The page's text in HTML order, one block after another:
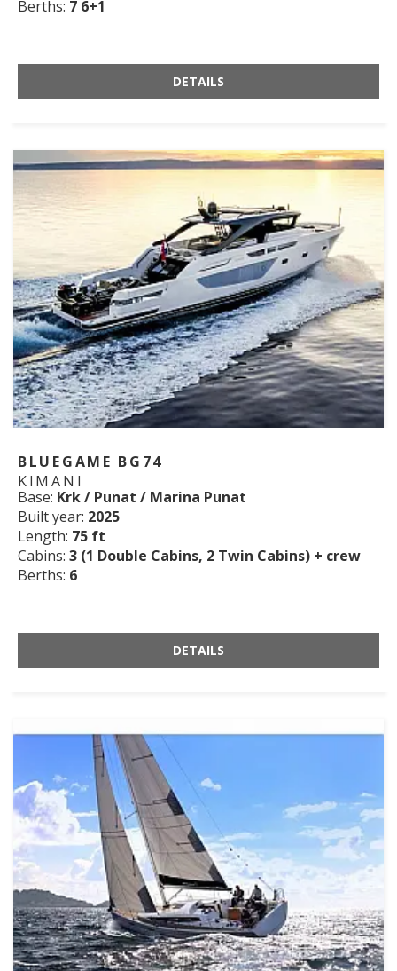
Berths: 7 6+1
DETAILS
BLUEGAME BG74
KIMANI
Base: Krk / Punat / Marina Punat
Built year: 2025
Length: 75 ft
Cabins: 3 (1 Double Cabins, 2 Twin Cabins) + crew
Berths: 6
DETAILS